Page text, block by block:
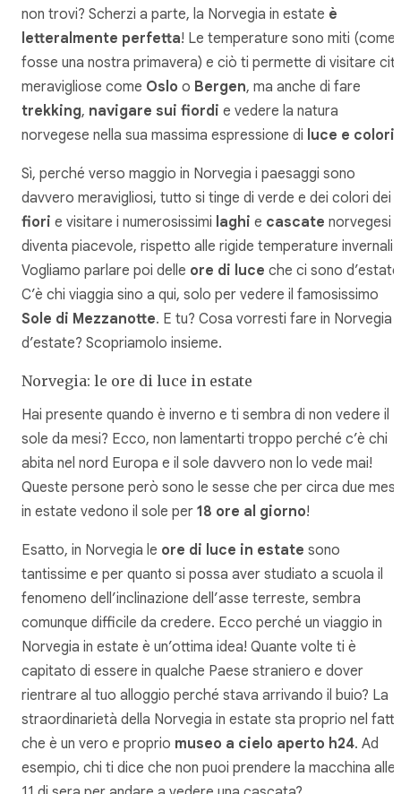
non trovi? Scherzi a parte, la Norvegia in estate è
letteralmente perfetta! Le temperature sono miti (come
fosse una nostra primavera) e ciò ti permette di visitare
meravigliose come Oslo o Bergen, ma anche di fare
trekking, navigare sui fiordi e vedere la natura
norvegese nella sua massima espressione di luce e colori
Sì, perché verso maggio in Norvegia i paesaggi sono
davvero meravigliosi, tutto si tinge di verde e dei colori dei
fiori e visitare i numerosissimi laghi e cascate norvegesi
diventa piacevole, rispetto alle rigide temperature invernali.
Vogliamo parlare poi delle ore di luce che ci sono
C’è chi viaggia sino a qui, solo per vedere il famosissimo
Sole di Mezzanotte. E tu? Cosa vorresti fare in Norvegia
d’estate? Scopriamolo insieme.
Norvegia: le ore di luce in estate
Hai presente quando è inverno e ti sembra di non vedere il
sole da mesi? Ecco, non lamentarti troppo perché c’è chi
abita nel nord Europa e il sole davvero non lo vede mai!
Queste persone però sono le sesse che per circa due mesi
in estate vedono il sole per 18 ore al giorno!
Esatto, in Norvegia le ore di luce in estate sono
tantissime e per quanto si possa aver studiato a scuola il
fenomeno dell’inclinazione dell’asse terreste, sembra
comunque difficile da credere. Ecco perché un viaggio in
Norvegia in estate è un’ottima idea! Quante volte ti è
capitato di essere in qualche Paese straniero e dover
rientrare al tuo alloggio perché stava arrivando il buio? La
straordinarietà della Norvegia in estate sta proprio nel
che è un vero e proprio museo a cielo aperto h24. Ad
esempio, chi ti dice che non puoi prendere la macchina alle